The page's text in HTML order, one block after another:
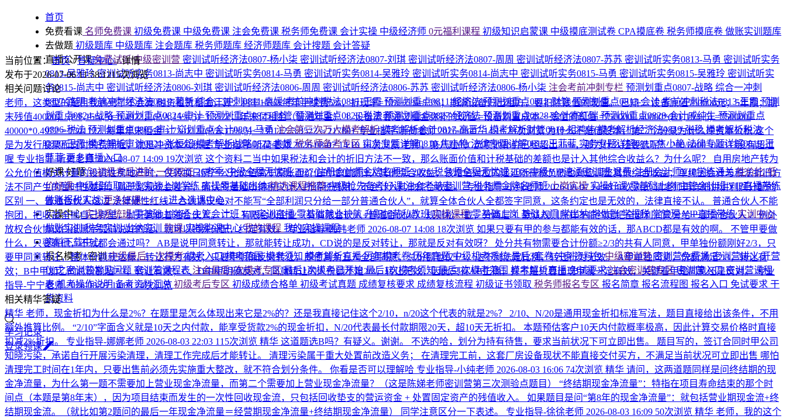
首页
免费看课 名师免费课 初级免费课 中级免费课 注会免费课 税务师免费课 会计实操 中级经济师 0元福利课程 初级知识启蒙课 中级摸底测试卷 CPA摸底卷 税务师摸底卷 做账实训题库
去做题 初级题库 中级题库 注会题库 税务师题库 经济师题库 会计搜题 会计答疑
直播公开课免费试听|中级密训营 密训试听经济法0807-杨小柒 密训试听经济法0807-刘琪 密训试听经济法0807-周周 密训试听经济法0807-苏苏 密训试听实务0813-马勇 密训试听实务
0813-吴雅玲密训试听实务0813-尚志中 密训试听实务0814-马勇 密训试听实务0814-吴雅玲 密训试听实务0814-尚志中 密训试听实务0815-马勇 密训试听实务0815-吴雅玲 密训试听实
务0815-尚志中 密训试听经济法0806-刘琪 密训试听经济法0806-周周 密训试听经济法0806-苏苏 密训试听经济法0806-杨小柒 注会考前冲刺专栏 预测划重点0807-战略 综合一冲刺
0807-路明考前冲刺经济法0810-著新综合二冲刺0811-袁媛考前冲刺税法0811-王霞预测划重点0811-经济法预测划重点0812-财管预测划重点0813-会计考前冲刺税法0813-王霞预测
划重点0824-战略预测划重点0824-审计预测划重点0825-财管预测划重点0826-税法预测划重点0827-经济法预测划重点0828-会计高红瑞预测划重点0828-会计戚纯生预测划重点
0806-税法 预测划重点0805-审计💥划重点会计0804-马勇注会第三次万人模考解析模考解析会计0817-高晋华模考解析财管0818-祖鸿伟模考解析经济法0819-张稳模考解析税法
0820-王霞模考解析审计0821-张恒超模考解析战略0822-袁媛税务师备考专区 实务专题详解0810-焦小艳法律专题详解0812-王菲菲 实务专题详解0817-焦小艳法律专题详解0819-王
菲菲更多直播入口
好课·好题🚀初级考后进阶·一年双证26考季·中级全程无忧班2027·注册会计师金牌名师班2026·税务师全程无忧班2026中级VIP速通密训班退费·注册会计师VIP学练通关性价比·低
价好课中级超值取证班实战上岗学练实操零基础出纳精选课程推荐中级抢先备考好课注会考前密训营税务师金牌名师班上岗实操实操好课零基础上岗主管会计班VIP直播带练
做账报税实战更多好课>>>→进入选课中心
实操中心实操系统班零基础上岗班主管会计班VIP实训直播零基础就业护航升职加薪私教班实操课程零基础上岗 基础入门学出纳学做账学报税学管理VIP直播带练实训中心
做账实训税务实训出纳实训购课实操购课中心我的课程 我的实操课程
资料下载中心
报名模考+密训中级最后一次模考模考入口模考范围模考须知模考解析直播历年模考卷历年真题中级机考系统最后3套卷冲刺资料包中级密训营密训营免费场密训营讲义开营
仪式密训营常见问题 密训营课程表 注会最后1次模考专区最后1次模考已开始最后1次模考须知最后1次模考范围 模考解析直播免试要求注会密训营专区密训营入口密训营课程
表机考操作说明备考资料汇总初级考后专区 初级成绩合格单 初级考试真题 成绩复核要求 成绩复核流程 初级证书领取 税务师报名专区 报名简章 报名流程图 报名入口 免试要求 干
货资料
学习记录
登录领课
当前位置：首页/答疑中心/详情
发布于2026-07-06 11:58:1215次浏览
相关问题讨论
老师，这类型的题目我遇到了不会算融资租赁租金计算：利率10%+每年手续费5%，折现率=10%+5%=15%；期满设备归出租方，要扣除残值的现值。 已知： 设备原值750000元；5年期；期
末残值40000； (P/F,15%,5)=0.4972，(P/A,15%,5)=3.3522；年末付租金（普通年金） 1. 设备需要通过租金弥补的现值 =设备购置成本 − 残值的现值 =750000 - 40000*(P/F,15%,5) =750000-
40000*0.4972 = 730112 ​ 2. 每年年末租金 = 730112 /(P/A,15%,5) =730112 /3.3522 ≈ 217801专业指导-听荷老师2026-08-07 14:1023次浏览为什么不是借股本，第二个分录为什么冲资本公积这个
是为发行股票而支付的费用喔，就是冲资本公积喔专业指导-听荷老师2026-08-07 14:10 18次浏览老师，第八题的C选项他补价已经超出25%，那为什么还要选呢？200/6000=0.0333没有超过
喔 专业指导-听荷老师2026-08-07 14:09 19次浏览 这个资料二当中如果税法和会计的折旧方法不一致，那么账面价值和计税基础的差额也是计入其他综合收益么？为什么呢？
自用房地产转为
公允价值模式计量的投资性房地产时，仅转换日房产公允价值高于原账面价值的增值额计入其他综合收益，该增值对应的递延所得税负债也对应调整其他综合收益；单纯因会计与税法折旧方
法不同产生的暂时性差异，属于常规税会差异，确认的递延所得税只计入所得税费用，不会计入其他综合收益。专业指导-小纯老师2026-08-07 14:0846次浏览请老师再详细讲讲利润分配的
区别 一、普通合伙人这边 法律硬性红线：合伙协议绝对不能写“全部利润只分给一部分普通合伙人”，就算全体合伙人全都签字同意，这条约定也是无效的，法律直接不认。 普通合伙人不能
抱团，把收益全揣自己兜里，抛开其他普通合伙人。 二、有限合伙企业（有有限合伙人+普通合伙人） 规则松一截，分两层 1. 默认规则照样不能约定把全部利润只分给一部分合伙人 2. 例外
放权合伙协议白纸黑字提前说好的话，就可以特殊分配，约定有效。专业指导-韩韩老师 2026-08-07 14:08 18次浏览 如果只要有甲的参与都能有效的话，那ABCD都是有效的啊。 不管甲要做
什么，只要有他，不就都会通过吗？ AB是说甲同意转让，那就能转让成功，CD说的是反对转让，那就是反对有效呀？ 处分共有物需要合计份额≥2/3的共有人同意，甲单独份额刚好2/3，只
要甲同意转让，整体份额就达标，转让行为有效；只要甲明确反对转让，即便其余五人全部同意，总份额也仅1/3，达不到法定比例，转让行为无效。 A甲单独同意，份额满足2/3，转让有
效；B中甲加乙的总份额超2/3，转让有效；C、D中甲明确反对，同意转让的人份额不足2/3，转让无效，因此只有AB正确，并不是只要出现甲就一定有效，关键看甲是同意还是反对。专业
指导-宁宁老师2026-08-07 14:0824次浏览
相关精华答疑
精华 老师，现金折扣为什么是2%？在题里是怎么体现出来它是2%的？还是我直接记住这个2/10，n/20这个代表的就是2%？ 2/10、N/20是通用现金折扣标准写法，题目直接给出该条件，不用
额外推算比例。 “2/10”字面含义就是10天之内付款，能享受货款2%的现金折扣，N/20代表最长付款期限20天，超10天无折扣。 本题预估客户10天内付款概率极高，因此计算交易价格时直接
扣减2%折扣。
专业指导-娜娜老师 2026-08-03 22:03 115次浏览 精华 这道题选B吗？有疑义。谢谢。 不选的哈，划分为持有待售，要求当前状况下可立即出售。 题目写的，签订合同时甲公司
知晓污染，承诺自行开展污染清理，清理工作完成后才能转让。 清理污染属于重大处置前改造义务； 在清理完工前，这套厂房设备现状不能直接交付买方，不满足当前状况可立即出售 哪怕
清理完工时间在1年内，只要出售前必须先实施重大整改，就不符合划分条件。 你看是否可以理解哈 专业指导-小纯老师 2026-08-03 16:06 74次浏览 精华 请问，这两道题同样是问终结期的现
金净流量，为什么第一题不需要加上营业现金净流量，而第二个需要加上营业现金净流量？（这是陈娣老师密训营第三次测验点题目） “终结期现金净流量”：特指在项目寿命结束的那个时
间点（本题是第8年末），因为项目结束而发生的一次性回收现金流，只包括回收垫支的营运资金 + 处置固定资产的残值收入。 如果题目是问“第8年的现金净流量”：就包括营业期现金流+终
结期现金流。（就比如第2题问的最后一年现金净流量＝经营期现金净流量+终结期现金净流量） 同学注意区分一下表述。
专业指导-徐徐老师 2026-08-03 16:09 50次浏览 精华 老师，我的这个